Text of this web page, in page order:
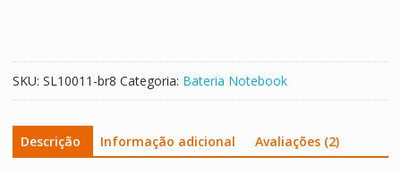
SKU: SL10011-br8 Categoria: Bateria Notebook
Descrição Informação adicional Avaliações (2)